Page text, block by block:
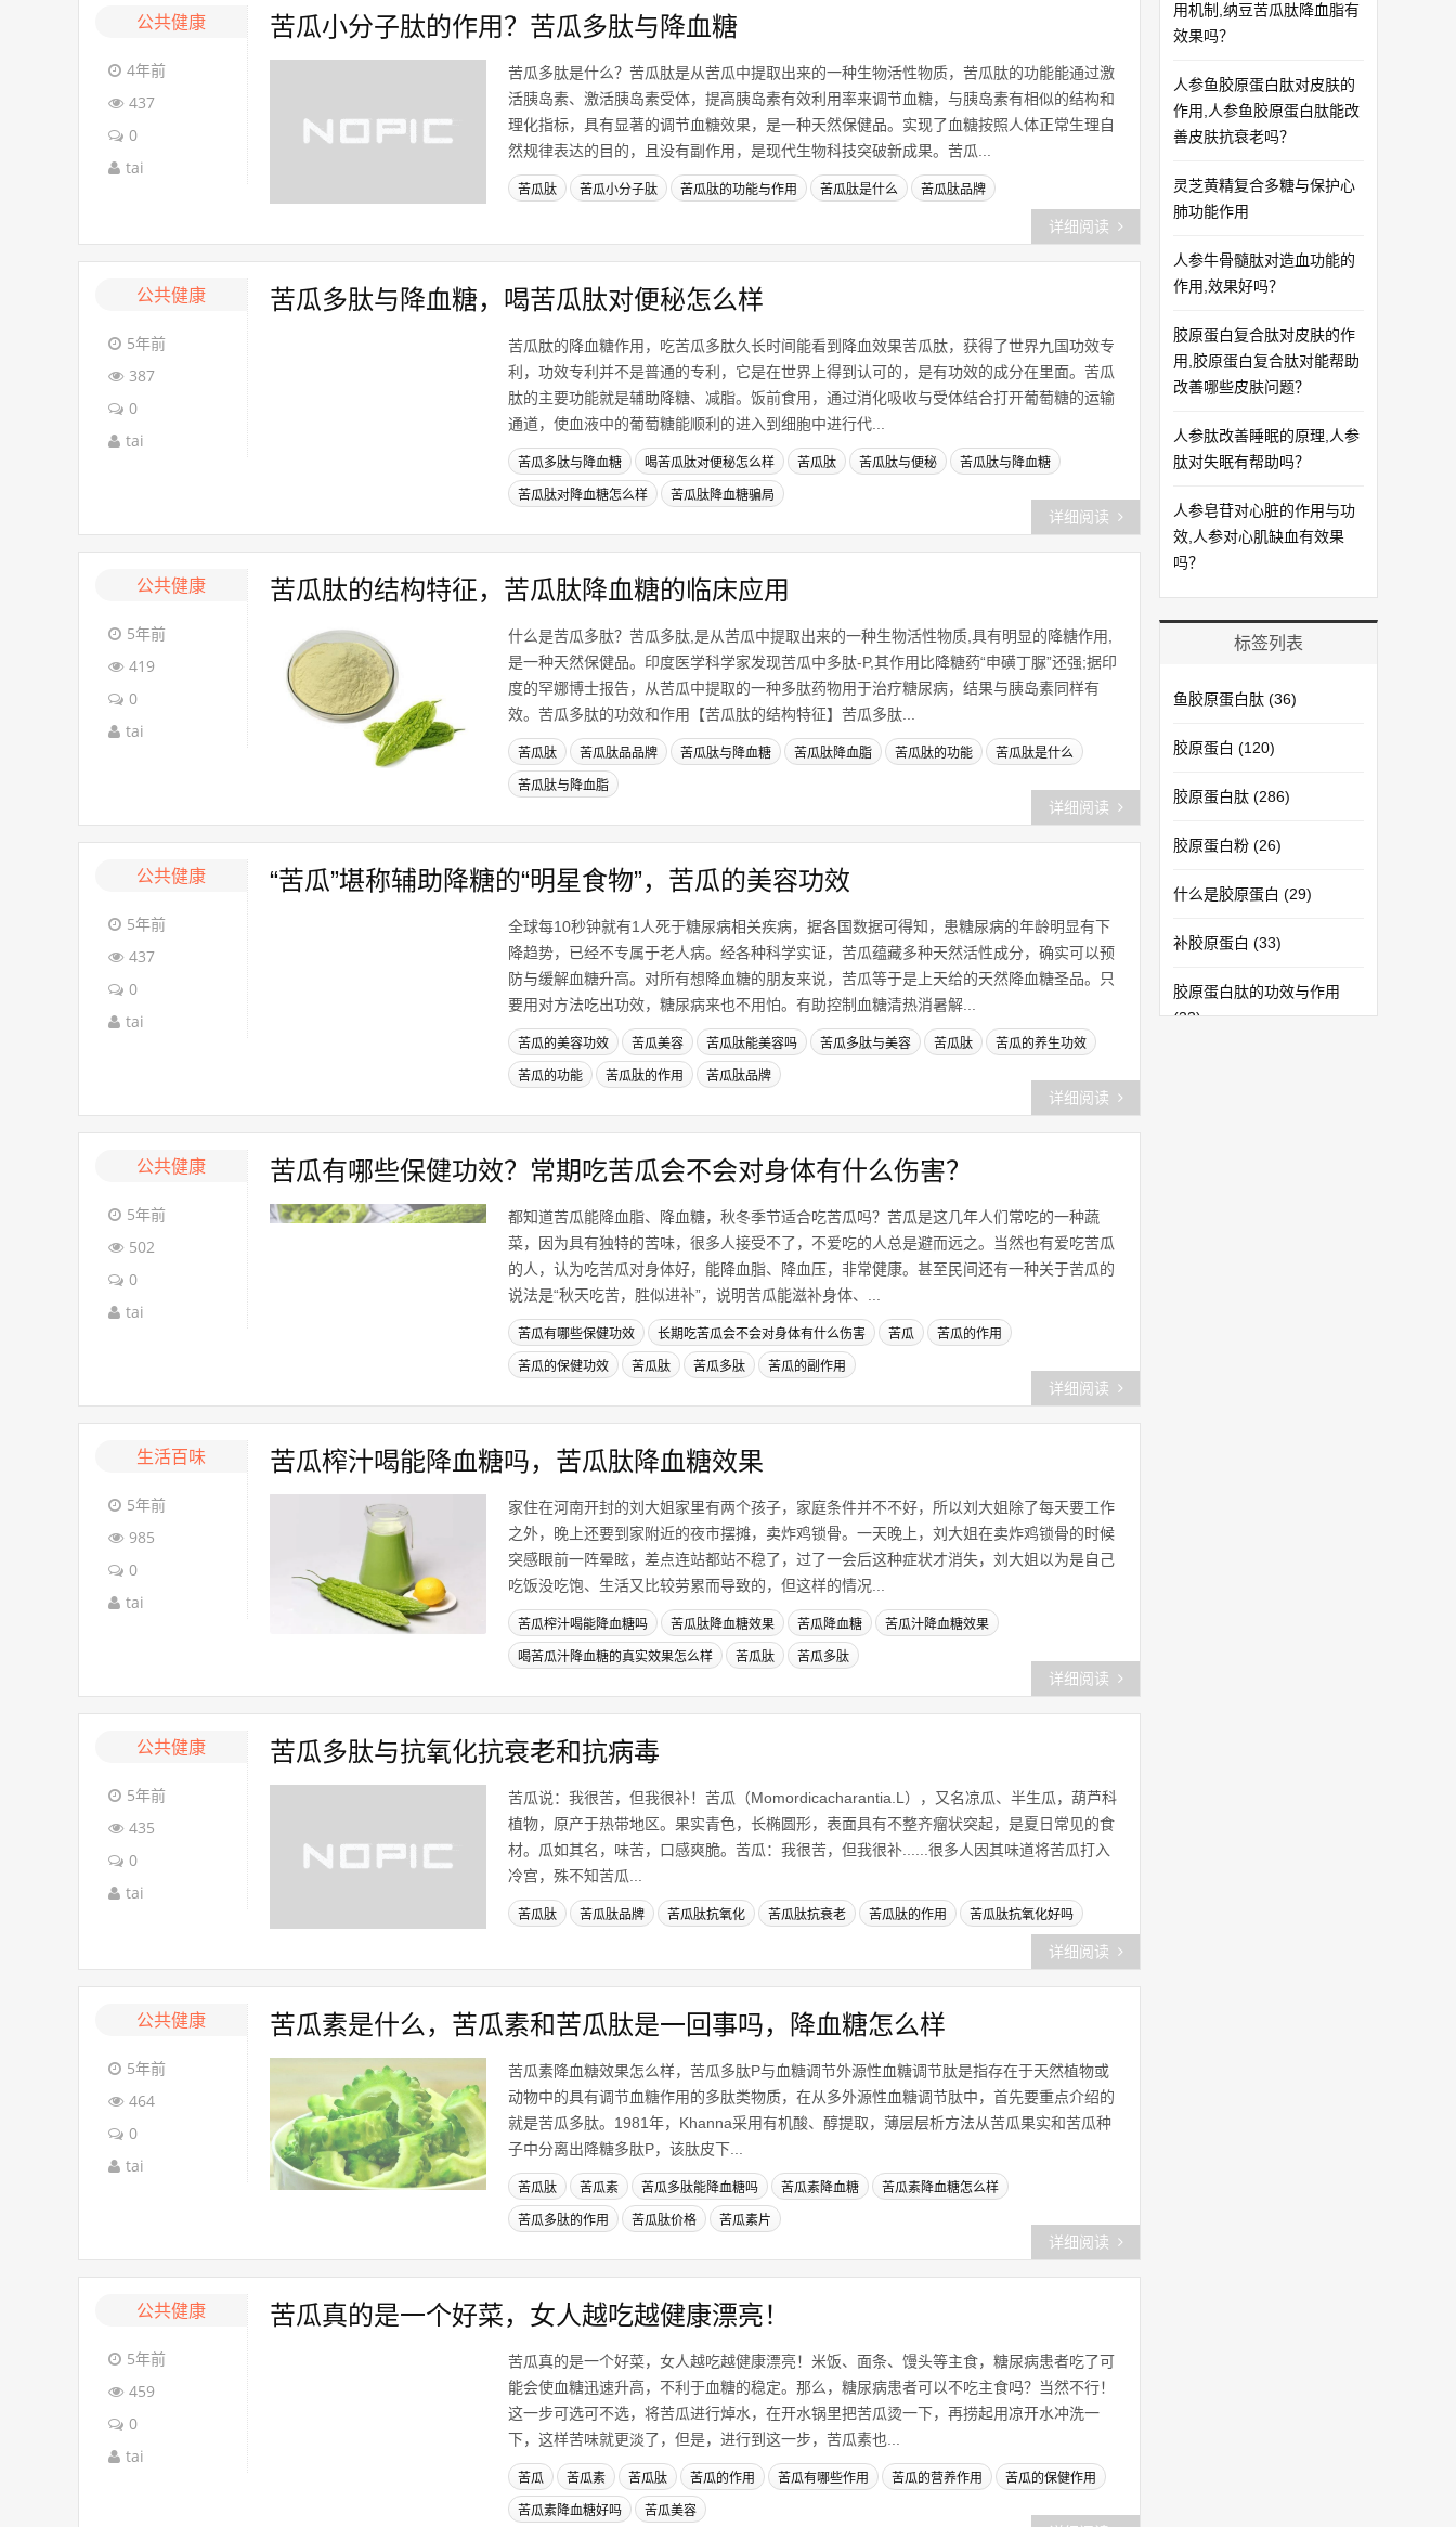
公共健康
4年前
437
0
tai
苦瓜小分子肽的作用？苦瓜多肽与降血糖
苦瓜多肽是什么？苦瓜肽是从苦瓜中提取出来的一种生物活性物质，苦瓜肽的功能能通过激
活胰岛素、激活胰岛素受体，提高胰岛素有效利用率来调节血糖，与胰岛素有相似的结构和
理化指标，具有显著的调节血糖效果，是一种天然保健品。实现了血糖按照人体正常生理自
然规律表达的目的，且没有副作用，是现代生物科技突破新成果。苦瓜...
苦瓜肽 苦瓜小分子肽 苦瓜肽的功能与作用 苦瓜肽是什么 苦瓜肽品牌
详细阅读
公共健康
5年前
387
0
tai
苦瓜多肽与降血糖，喝苦瓜肽对便秘怎么样
苦瓜肽的降血糖作用，吃苦瓜多肽久长时间能看到降血效果苦瓜肽，获得了世界九国功效专
利，功效专利并不是普通的专利，它是在世界上得到认可的，是有功效的成分在里面。苦瓜
肽的主要功能就是辅助降糖、减脂。饭前食用，通过消化吸收与受体结合打开葡萄糖的运输
通道，使血液中的葡萄糖能顺利的进入到细胞中进行代...
苦瓜多肽与降血糖 喝苦瓜肽对便秘怎么样 苦瓜肽 苦瓜肽与便秘 苦瓜肽与降血糖
苦瓜肽对降血糖怎么样 苦瓜肽降血糖骗局
详细阅读
公共健康
5年前
419
0
tai
苦瓜肽的结构特征，苦瓜肽降血糖的临床应用
什么是苦瓜多肽？苦瓜多肽,是从苦瓜中提取出来的一种生物活性物质,具有明显的降糖作用,
是一种天然保健品。印度医学科学家发现苦瓜中多肽-P,其作用比降糖药“申磺丁脲”还强;据印
度的罕娜博士报告，从苦瓜中提取的一种多肽药物用于治疗糖尿病，结果与胰岛素同样有
效。苦瓜多肽的功效和作用【苦瓜肽的结构特征】苦瓜多肽...
苦瓜肽 苦瓜肽品品牌 苦瓜肽与降血糖 苦瓜肽降血脂 苦瓜肽的功能 苦瓜肽是什么
苦瓜肽与降血脂
详细阅读
公共健康
5年前
437
0
tai
“苦瓜”堪称辅助降糖的“明星食物”，苦瓜的美容功效
全球每10秒钟就有1人死于糖尿病相关疾病，据各国数据可得知，患糖尿病的年龄明显有下
降趋势，已经不专属于老人病。经各种科学实证，苦瓜蕴藏多种天然活性成分，确实可以预
防与缓解血糖升高。对所有想降血糖的朋友来说，苦瓜等于是上天给的天然降血糖圣品。只
要用对方法吃出功效，糖尿病来也不用怕。有助控制血糖清热消暑解...
苦瓜的美容功效 苦瓜美容 苦瓜肽能美容吗 苦瓜多肽与美容 苦瓜肽 苦瓜的养生功效
苦瓜的功能 苦瓜肽的作用 苦瓜肽品牌
详细阅读
公共健康
5年前
502
0
tai
苦瓜有哪些保健功效？常期吃苦瓜会不会对身体有什么伤害？
都知道苦瓜能降血脂、降血糖，秋冬季节适合吃苦瓜吗？苦瓜是这几年人们常吃的一种蔬
菜，因为具有独特的苦味，很多人接受不了，不爱吃的人总是避而远之。当然也有爱吃苦瓜
的人，认为吃苦瓜对身体好，能降血脂、降血压，非常健康。甚至民间还有一种关于苦瓜的
说法是“秋天吃苦，胜似进补”，说明苦瓜能滋补身体、...
苦瓜有哪些保健功效 长期吃苦瓜会不会对身体有什么伤害 苦瓜 苦瓜的作用
苦瓜的保健功效 苦瓜肽 苦瓜多肽 苦瓜的副作用
详细阅读
生活百味
5年前
985
0
tai
苦瓜榨汁喝能降血糖吗，苦瓜肽降血糖效果
家住在河南开封的刘大姐家里有两个孩子，家庭条件并不不好，所以刘大姐除了每天要工作
之外，晚上还要到家附近的夜市摆摊，卖炸鸡锁骨。一天晚上，刘大姐在卖炸鸡锁骨的时候
突感眼前一阵晕眩，差点连站都站不稳了，过了一会后这种症状才消失，刘大姐以为是自己
吃饭没吃饱、生活又比较劳累而导致的，但这样的情况...
苦瓜榨汁喝能降血糖吗 苦瓜肽降血糖效果 苦瓜降血糖 苦瓜汁降血糖效果
喝苦瓜汁降血糖的真实效果怎么样 苦瓜肽 苦瓜多肽
详细阅读
公共健康
5年前
435
0
tai
苦瓜多肽与抗氧化抗衰老和抗病毒
苦瓜说：我很苦，但我很补！苦瓜（Momordicacharantia.L），又名凉瓜、半生瓜，葫芦科
植物，原产于热带地区。果实青色，长椭圆形，表面具有不整齐瘤状突起，是夏日常见的食
材。瓜如其名，味苦，口感爽脆。苦瓜：我很苦，但我很补......很多人因其味道将苦瓜打入
冷宫，殊不知苦瓜...
苦瓜肽 苦瓜肽品牌 苦瓜肽抗氧化 苦瓜肽抗衰老 苦瓜肽的作用 苦瓜肽抗氧化好吗
详细阅读
公共健康
5年前
464
0
tai
苦瓜素是什么，苦瓜素和苦瓜肽是一回事吗，降血糖怎么样
苦瓜素降血糖效果怎么样，苦瓜多肽P与血糖调节外源性血糖调节肽是指存在于天然植物或
动物中的具有调节血糖作用的多肽类物质，在从多外源性血糖调节肽中，首先要重点介绍的
就是苦瓜多肽。1981年，Khanna采用有机酸、醇提取，薄层层析方法从苦瓜果实和苦瓜种
子中分离出降糖多肽P，该肽皮下...
苦瓜肽 苦瓜素 苦瓜多肽能降血糖吗 苦瓜素降血糖 苦瓜素降血糖怎么样
苦瓜多肽的作用 苦瓜肽价格 苦瓜素片
详细阅读
公共健康
5年前
459
0
tai
苦瓜真的是一个好菜，女人越吃越健康漂亮！
苦瓜真的是一个好菜，女人越吃越健康漂亮！米饭、面条、馒头等主食，糖尿病患者吃了可
能会使血糖迅速升高，不利于血糖的稳定。那么，糖尿病患者可以不吃主食吗？当然不行！
这一步可选可不选，将苦瓜进行焯水，在开水锅里把苦瓜烫一下，再捞起用凉开水冲洗一
下，这样苦味就更淡了，但是，进行到这一步，苦瓜素也...
苦瓜 苦瓜素 苦瓜肽 苦瓜的作用 苦瓜有哪些作用 苦瓜的营养作用 苦瓜的保健作用
苦瓜素降血糖好吗 苦瓜美容
用机制,纳豆苦瓜肽降血脂有
效果吗？
人参鱼胶原蛋白肽对皮肤的
作用,人参鱼胶原蛋白肽能改
善皮肤抗衰老吗？
灵芝黄精复合多糖与保护心
肺功能作用
人参牛骨髓肽对造血功能的
作用,效果好吗？
胶原蛋白复合肽对皮肤的作
用,胶原蛋白复合肽对能帮助
改善哪些皮肤问题？
人参肽改善睡眠的原理,人参
肽对失眠有帮助吗？
人参皂苷对心脏的作用与功
效,人参对心肌缺血有效果
吗？
标签列表
鱼胶原蛋白肽 (36)
胶原蛋白 (120)
胶原蛋白肽 (286)
胶原蛋白粉 (26)
什么是胶原蛋白 (29)
补胶原蛋白 (33)
胶原蛋白肽的功效与作用
(33)